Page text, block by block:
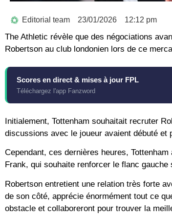
Editorial team 23/01/2026 12:12 pm
The Athletic révèle que des négociations
Robertson au club londonien lors de ce
Scores en direct & mises à jour FPL
Téléchargez l'app Fanzword
Initialement, Tottenham souhaitait recruter
discussions avec le joueur avaient débuté et
Cependant, ces dernières heures,
Frank, qui souhaite renforcer le flanc gauche
Robertson entretient une relation très forte
de son côté, apprécie énormément tout ce
obstacle et collaboreront pour trouver la